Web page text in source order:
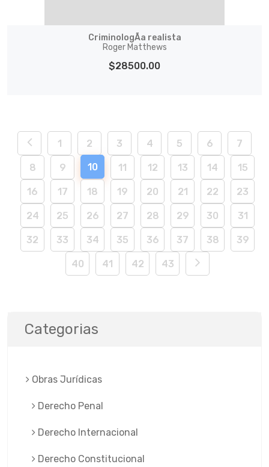
CriminologÃ­a realista
Roger Matthews
$28500.00
1 2 3 4 5 6 7
8 9 10 11 12 13 14 15
16 17 18 19 20 21 22 23
24 25 26 27 28 29 30 31
32 33 34 35 36 37 38 39
40 41 42 43
Categorias
Obras Jurí­dicas
Derecho Penal
Derecho Internacional
Derecho Constitucional